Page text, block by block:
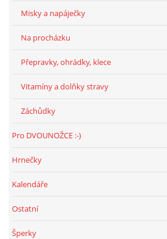
Misky a napáječky
Na procházku
Přepravky, ohrádky, klece
Vitamíny a dolňky stravy
Záchůdky
Pro DVOUNOŽCE :-)
Hrnečky
Kalendáře
Ostatní
Šperky